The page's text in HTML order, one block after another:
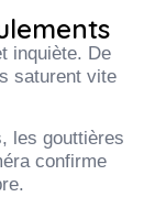
inquiète. De
saturent vite
les gouttières
confirme